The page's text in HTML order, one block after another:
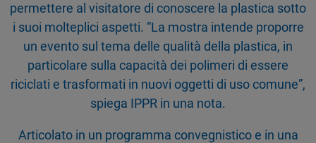
permettere al visitatore di conoscere la plastica sotto
i suoi molteplici aspetti. “La mostra intende proporre
un evento sul tema delle qualità della plastica, in
particolare sulla capacità dei polimeri di essere
riciclati e trasformati in nuovi oggetti di uso comune”,
spiega IPPR in una nota.
Articolato in un programma convegnistico e in una